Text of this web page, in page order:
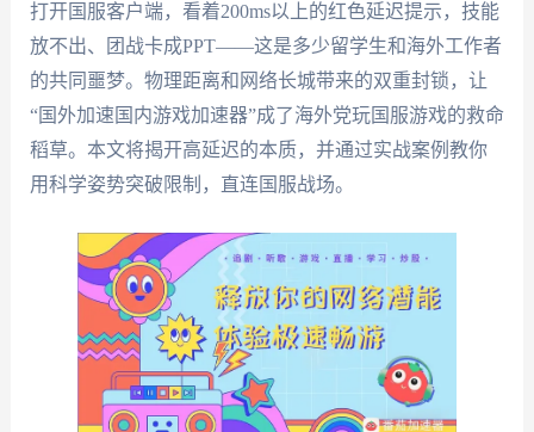
打开国服客户端，看着200ms以上的红色延迟提示，技能
放不出、团战卡成PPT——这是多少留学生和海外工作者
的共同噩梦。物理距离和网络长城带来的双重封锁，让
“国外加速国内游戏加速器”成了海外党玩国服游戏的救命
稻草。本文将揭开高延迟的本质，并通过实战案例教你
用科学姿势突破限制，直连国服战场。